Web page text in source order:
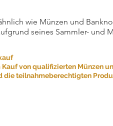
wie Münzen und
seines Sammler- und
von qualifizierten Münzen
teilnahmeberechtigten